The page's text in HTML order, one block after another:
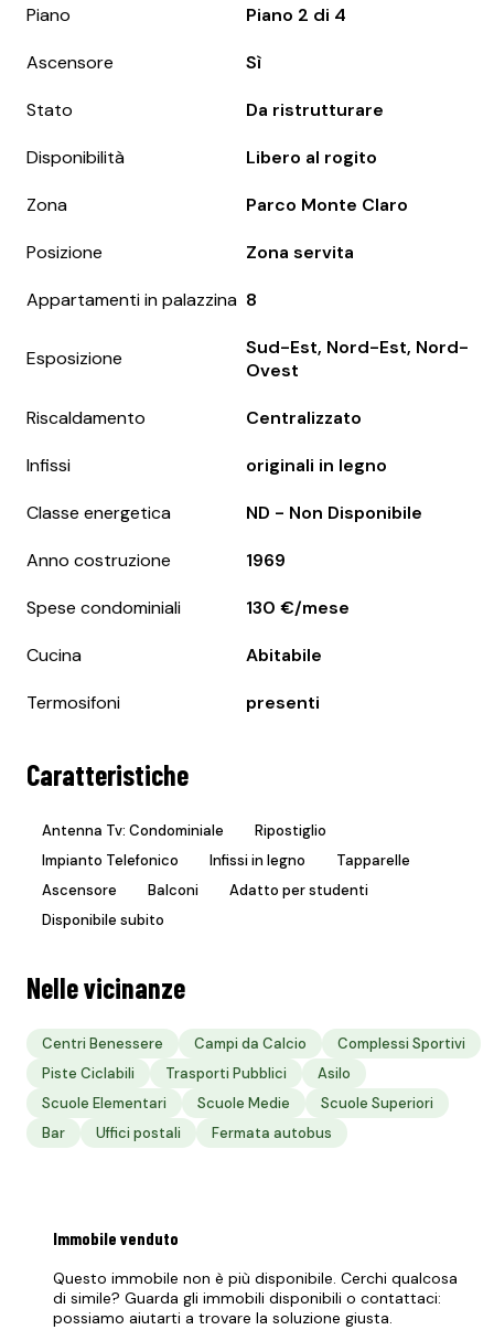
Piano Piano 2 di 4
Ascensore Sì
Stato Da ristrutturare
Disponibilità Libero al rogito
Zona Parco Monte Claro
Posizione Zona servita
Appartamenti in palazzina 8
Esposizione
Sud-Est, Nord-Est, Nord-
Ovest
Riscaldamento Centralizzato
Infissi originali in legno
Classe energetica ND - Non Disponibile
Anno costruzione 1969
Spese condominiali 130 €/mese
Cucina Abitabile
Termosifoni presenti
Caratteristiche
Antenna Tv: Condominiale
Ripostiglio
Impianto Telefonico
Infissi in legno
Tapparelle
Ascensore
Balconi
Adatto per studenti
Disponibile subito
Nelle vicinanze
Centri Benessere Campi da Calcio
Complessi Sportivi
Piste Ciclabili
Trasporti Pubblici
Asilo
Scuole Elementari
Scuole Medie
Scuole Superiori
Bar
Uffici postali Fermata autobus
Immobile venduto
Questo immobile non è più disponibile. Cerchi qualcosa
di simile? Guarda gli immobili disponibili o contattaci:
possiamo aiutarti a trovare la soluzione giusta.